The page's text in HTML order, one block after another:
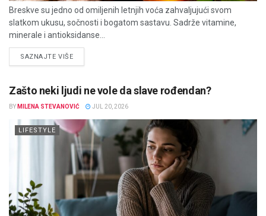
Breskve su jedno od omiljenih letnjih voća zahvaljujući svom
slatkom ukusu, sočnosti i bogatom sastavu. Sadrže vitamine,
minerale i antioksidanse...
SAZNAJTE VIŠEDETAILS
Zašto neki ljudi ne vole da slave rođendan?
BY MILENA STEVANOVIĆ JUL 20, 2026
LIFESTYLE